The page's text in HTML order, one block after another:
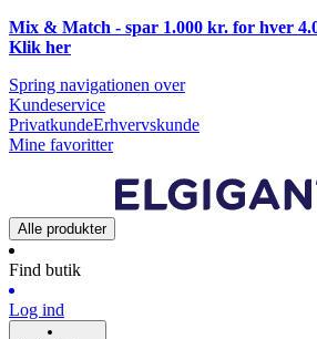
Mix & Match - spar 1.000 kr. for hver
Klik her
Spring navigationen over
Kundeservice
PrivatkundeErhvervskunde
Mine favoritter
Alle produkter
Find butik
Log ind